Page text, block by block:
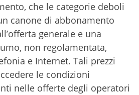
che le categorie deboli
canone di abbonamento
generale e una
non regolamentata,
e Internet. Tali prezzi
le condizioni
nelle offerte degli operatori